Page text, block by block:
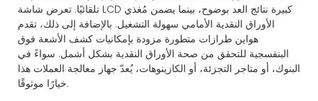
تلقائيًا. تعرض شاشة LCD كبيرة نتائج العد بوضوح، بينما يضمن مُغذي
الأوراق النقدية الأمامي سهولة التشغيل. بالإضافة إلى ذلك، تقدم
هواين طرازات متطورة مزودة بإمكانيات كشف الأشعة فوق
البنفسجية للتحقق من صحة الأوراق النقدية بشكل أشمل. سواءً في
البنوك، أو متاجر التجزئة، أو الكازينوهات، يُعدّ جهاز معالجة العملات هذا
خيارًا موثوقًا.